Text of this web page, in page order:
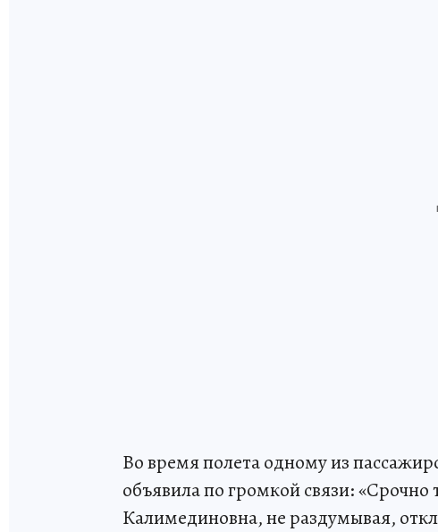
Во время полета одному из
объявила по громкой связи:
Калимединовна, не раздумывая,